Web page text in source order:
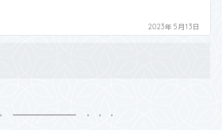
2023年5月13日